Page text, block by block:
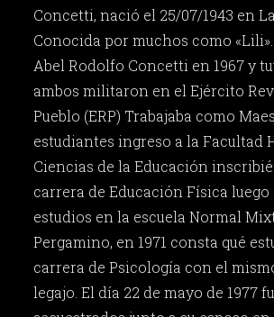
Concetti, nació el 25/07/1943 en
Conocida por muchos como
Abel Rodolfo Concetti en 1967 y
ambos militaron en el Ejército
Pueblo (ERP) Trabajaba como
estudiantes ingreso a la Facultad
Ciencias de la Educación
carrera de Educación Física luego
estudios en la escuela Normal
Pergamino, en 1971 consta qué
carrera de Psicología con el
legajo. El día 22 de mayo de 1977